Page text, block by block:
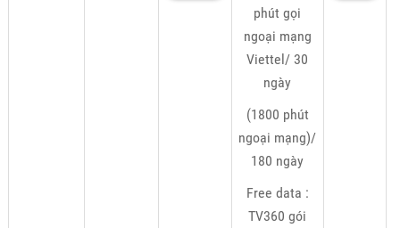
phút gọi
ngoại mạng
Viettel/ 30
ngày
(1800 phút
ngoại mạng)/
180 ngày
Free data :
TV360 gói